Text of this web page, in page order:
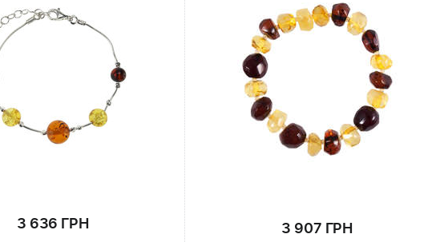
3 636 ГРН 3 907 ГРН